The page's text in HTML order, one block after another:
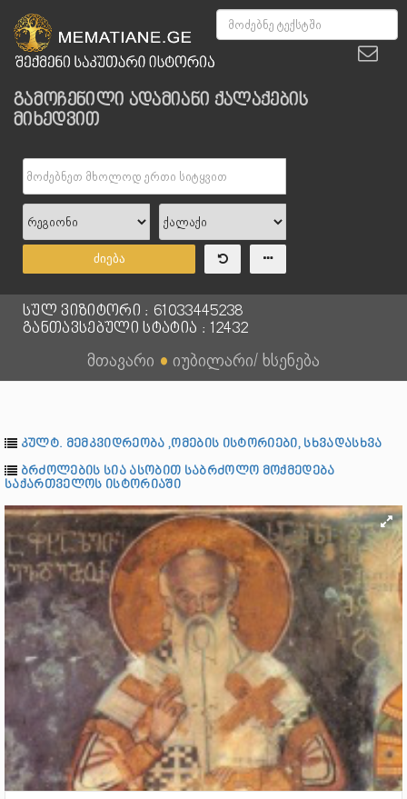
გამოჩენილი ადამიანი ქალაქების
მიხედვით
ძიება
სულ ვიზიტორი : 61033445238
განთავსებული სტატია : 12432
მთავარი ● იუბილარი/ ხსენება
კულტ. მემკვიდრეობა ,ომების ისტორიები, სხვადასხვა
ბრძოლების სია ასობით საბრძოლო მოქმედება
საქართველოს ისტორიაში